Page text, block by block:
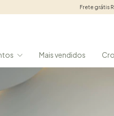
Frete grátis
Mais vendidos